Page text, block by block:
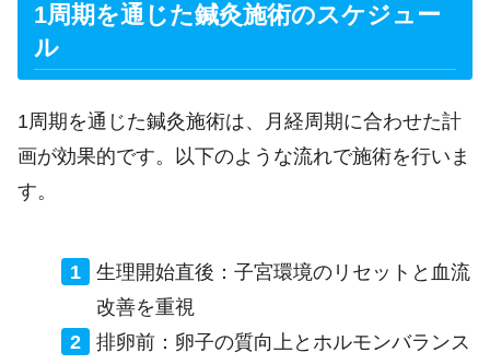
1周期を通じた鍼灸施術のスケジュー
ル
1周期を通じた鍼灸施術は、月経周期に合わせた計
画が効果的です。以下のような流れで施術を行いま
す。
生理開始直後：子宮環境のリセットと血流
改善を重視
排卵前：卵子の質向上とホルモンバランス